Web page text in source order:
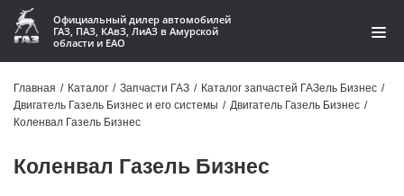
Официальный дилер автомобилей
ГАЗ, ПАЗ, КАвЗ, ЛиАЗ в Амурской
области и ЕАО
Акции
О компании
Главная / Каталог / Запчасти ГАЗ / Каталог запчастей ГАЗель Бизнес /
Двигатель Газель Бизнес и его системы / Двигатель Газель Бизнес /
Коленвал Газель Бизнес
Коленвал Газель Бизнес